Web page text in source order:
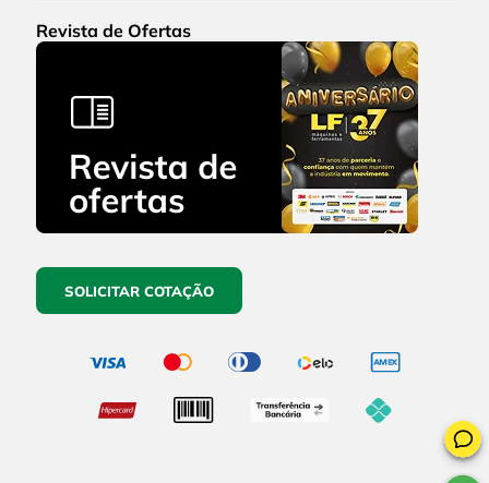
Revista de Ofertas
SOLICITAR COTAÇÃO